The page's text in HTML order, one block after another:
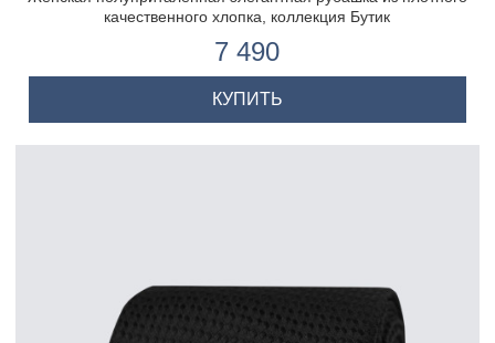
качественного хлопка, коллекция Бутик
7 490
КУПИТЬ